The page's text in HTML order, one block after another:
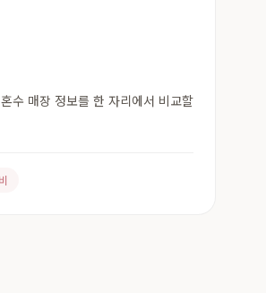
수 매장 정보를 한 자리에서 비교할